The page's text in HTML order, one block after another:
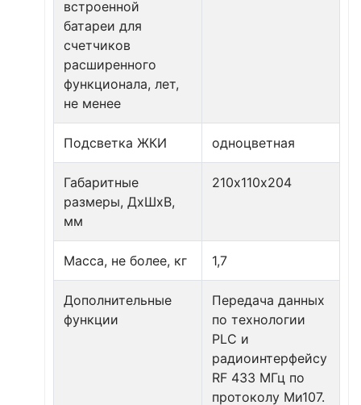
встроенной
батареи для
счетчиков
расширенного
функционала, лет,
не менее
Подсветка ЖКИ одноцветная
Габаритные
размеры, ДхШхВ,
мм
210х110х204
Масса, не более, кг 1,7
Дополнительные
функции
Передача данных
по технологии
PLC и
радиоинтерфейсу
RF 433 МГц по
протоколу Ми107.